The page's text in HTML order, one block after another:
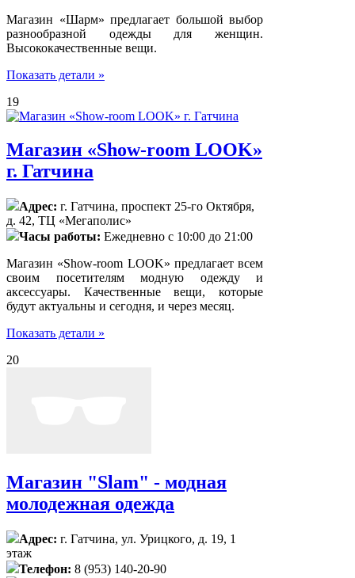
Магазин «Шарм» предлагает большой выбор
разнообразной одежды для женщин.
Высококачественные вещи.
Показать детали »
19
Магазин «Show-room LOOK»
г. Гатчина
Адрес: г. Гатчина, проспект 25-го Октября,
д. 42, ТЦ «Мегаполис»
Часы работы: Ежедневно с 10:00 до 21:00
Магазин «Show-room LOOK» предлагает всем
своим посетителям модную одежду и
аксессуары. Качественные вещи, которые
будут актуальны и сегодня, и через месяц.
Показать детали »
20
Магазин "Slam" - модная
молодежная одежда
Адрес: г. Гатчина, ул. Урицкого, д. 19, 1
этаж
Телефон: 8 (953) 140-20-90